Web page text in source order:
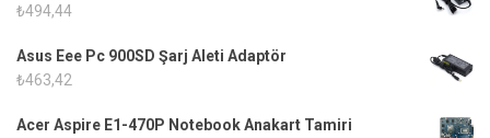
₺494,44
Asus Eee Pc 900SD Şarj Aleti Adaptör
₺463,42
Acer Aspire E1-470P Notebook Anakart Tamiri